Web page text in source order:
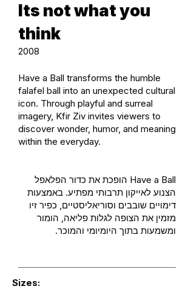
Its not what you
think
2008
Have a Ball transforms the humble
falafel ball into an unexpected cultural
icon. Through playful and surreal
imagery, Kfir Ziv invites viewers to
discover wonder, humor, and meaning
within the everyday.
Have a Ball הופכת את כדור הפלאפל
הצנוע לאייקון תרבותי מפתיע. באמצעות
דימויים שובבים וסוריאליסטיים, כפיר זיו
מזמין את הצופה לגלות פליאה, הומור
ומשמעות בתוך היומיומי והמוכר.
Sizes: